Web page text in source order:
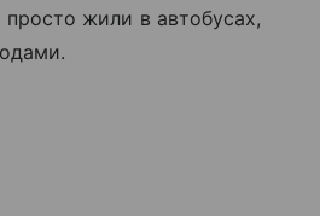
жили в автобусах,